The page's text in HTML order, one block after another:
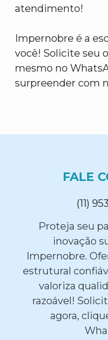
atendimento!
Impernobre é a
você! Solicite seu
mesmo no
surpreender com
FALE
(11)
Proteja seu
inovação
Impernobre.
estrutural
valoriza
razoável!
agora,